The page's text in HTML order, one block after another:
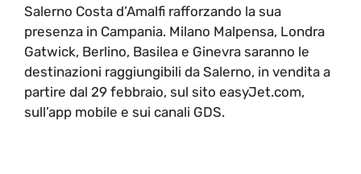
Salerno Costa d’Amalfi rafforzando la sua
presenza in Campania. Milano Malpensa, Londra
Gatwick, Berlino, Basilea e Ginevra saranno le
destinazioni raggiungibili da Salerno, in vendita a
partire dal 29 febbraio, sul sito easyJet.com,
sull’app mobile e sui canali GDS.